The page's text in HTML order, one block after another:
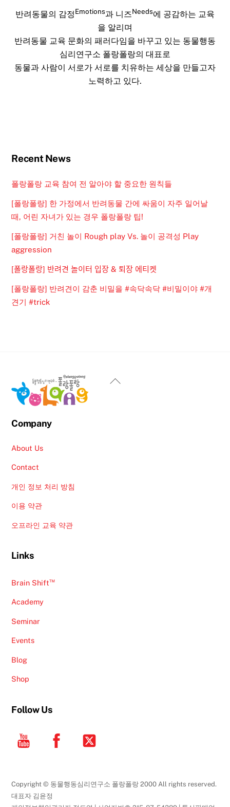
반려동물의 감정Emotions과 니즈Needs에 공감하는 교육
을 알리며
반려동물 교육 문화의 패러다임을 바꾸고 있는 동물행동
심리연구소 폴랑폴랑의 대표로
동물과 사람이 서로가 서로를 치유하는 세상을 만들고자
노력하고 있다.
Recent News
폴랑폴랑 교육 참여 전 알아야 할 중요한 원칙들
[폴랑폴랑] 한 가정에서 반려동물 간에 싸움이 자주 일어날
때, 어린 자녀가 있는 경우 폴랑폴랑 팁!
[폴랑폴랑] 거친 놀이 Rough play Vs. 놀이 공격성 Play
aggression
[폴랑폴랑] 반려견 놀이터 입장 & 퇴장 에티켓
[폴랑폴랑] 반려견이 감춘 비밀을 #속닥속닥 #비밀이야 #개
견기 #trick
Back
Company
About Us
Contact
개인 정보 처리 방침
이용 약관
오프라인 교육 약관
Links
Brain Shift™
Academy
Seminar
Events
Blog
Shop
Follow Us
YouTube Facebook
Copyright © 동물행동심리연구소 폴랑폴랑 2000 All rights reserved.
대표자 김윤정